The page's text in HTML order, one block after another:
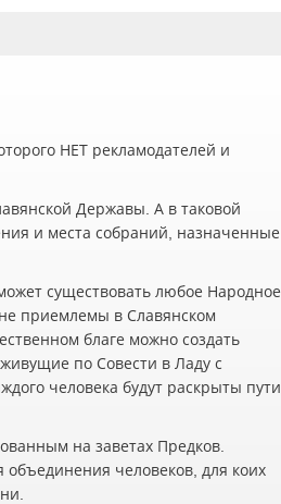
НЕТ рекламодателей и
Державы. А в таковой
и места собраний, назначенные
существовать любое Народное
приемлемы в Славянском
благе можно создать
по Совести в Ладу с
человека будут раскрыты пути
на заветах Предков.
человеков, для коих